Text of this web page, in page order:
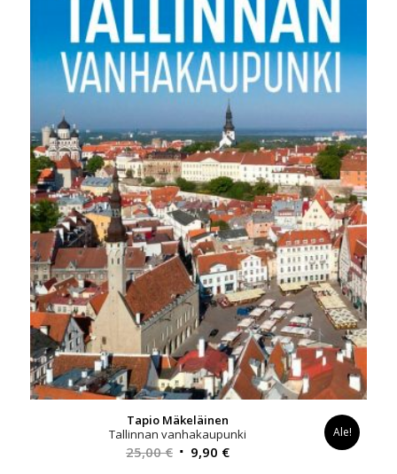
Tapio Mäkeläinen
Tallinnan vanhakaupunki
25,00€ Alkuperäinen
9,90 €Nykyinen
Ale!